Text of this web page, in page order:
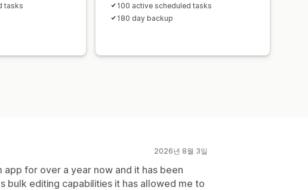
tasks
100 active scheduled tasks
180 day backup
2026년 8월 3일
app for over a year now and it has been
bulk editing capabilities it has allowed me to